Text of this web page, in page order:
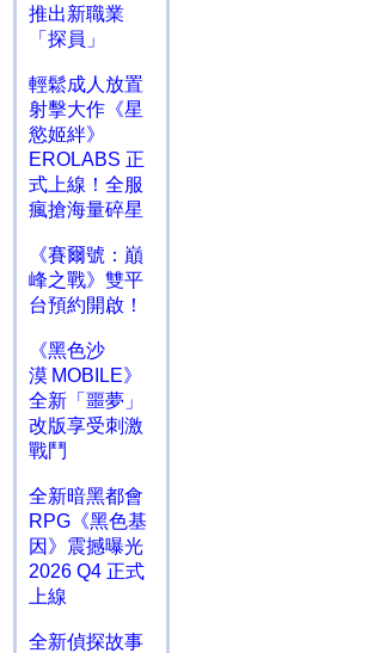
推出新職業
「探員」
輕鬆成人放置
射擊大作《星
慾姬絆》
EROLABS 正
式上線！全服
瘋搶海量碎星
《賽爾號：巔
峰之戰》雙平
台預約開啟！
《黑色沙
漠 MOBILE》
全新「噩夢」
改版享受刺激
戰鬥
全新暗黑都會
RPG《黑色基
因》震撼曝光
2026 Q4 正式
上線
全新偵探故事